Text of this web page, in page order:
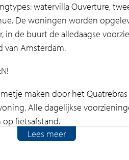
watervilla Ouverture,
De woningen worden
de buurt de alledaagse
van Amsterdam.
maken door het Quatrebras
Alle dagelijkse
fietsafstand.
als kleinschalig
Lees meer